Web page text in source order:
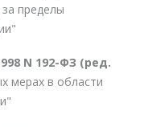
пределы
N 192-ФЗ (ред.
мерах в области